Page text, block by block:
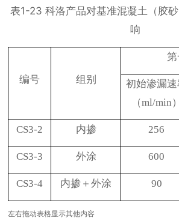
表1-23 科洛产品对基准混凝土（胶
响
编号 组别
初始渗漏
（ml/min ）
CS3-2 内掺 256
CS3-3 外涂 600
CS3-4 内掺＋外涂 90
左右拖动表格显示其他内容